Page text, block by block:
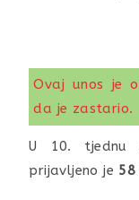
Ovaj unos je
da je zastario.
U 10. tjednu
prijavljeno je 58